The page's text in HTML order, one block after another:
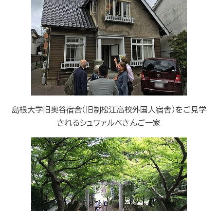
島根大学旧奥谷宿舎（旧制松江高校外国人宿舎）をご見学
されるシュワァルベさんご一家